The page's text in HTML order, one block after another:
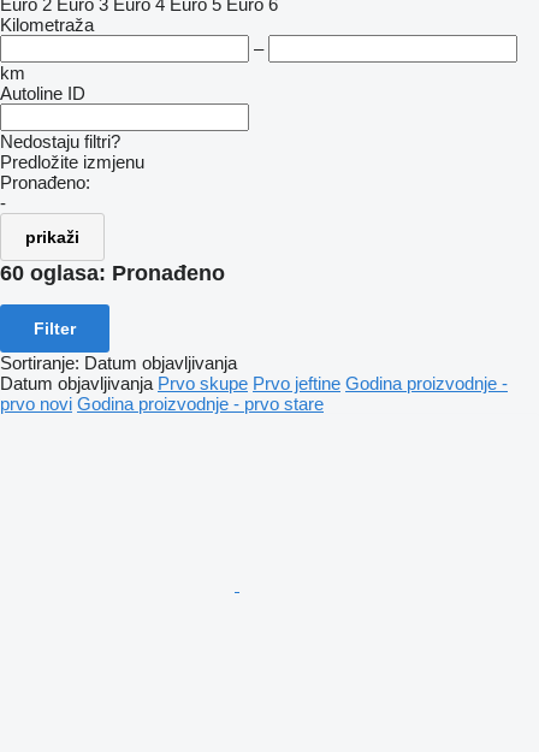
Euro 2 Euro 3 Euro 4 Euro 5 Euro 6
Kilometraža
–
km
Autoline ID
Nedostaju filtri?
Predložite izmjenu
Pronađeno:
-
prikaži
60 oglasa: Pronađeno
Filter
Sortiranje: Datum objavljivanja
Datum objavljivanja Prvo skupe Prvo jeftine Godina proizvodnje -
prvo novi Godina proizvodnje - prvo stare